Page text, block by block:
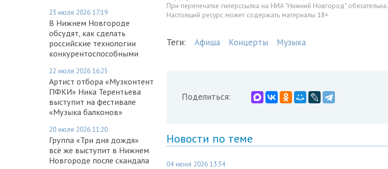
23 июля 2026 17:19
В Нижнем Новгороде
обсудят, как сделать
российские технологии
конкурентоспособными
22 июля 2026 16:25
Артист отбора «Музконтент
ПФКИ» Ника Терентьева
выступит на фестивале
«Музыка балконов»
20 июля 2026 11:20
Группа «Три дня дождя»
всё же выступит в Нижнем
Новгороде после скандала
При перепечатке гиперссылка на НИА "Нижний Новгород" обязательна.
Настоящий ресурс может содержать материалы 18+
Теги: Афиша Концерты Музыка
Поделиться:
Новости по теме
04 июня 2026 13:34